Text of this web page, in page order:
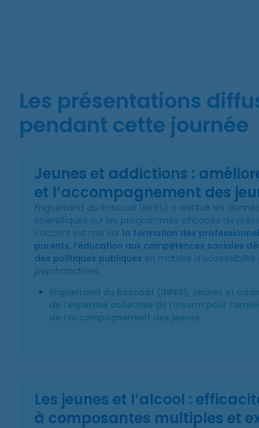
Les présentations
pendant cette journée
Jeunes et addictions :
et l’accompagnement des
Enguerrand du Roscoät (INPES) a restitué les
scientifiques sur les programmes efficaces de
L’accent est mis sur la formation des
parents, l’éducation aux compétences sociales
des politiques publiques en matière
psychoactives.
Enguerrand du Roscoät (INPES), Jeunes et
de l’expertise collective de l’Inserm pour
de l’accompagnement des jeunes
Les jeunes et l’alcool :
à composantes multiples et